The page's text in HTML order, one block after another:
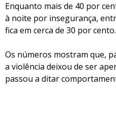
Enquanto mais de 40 por
à noite por insegurança,
fica em cerca de 30 por cento.
Os números mostram que,
a violência deixou de ser
passou a ditar